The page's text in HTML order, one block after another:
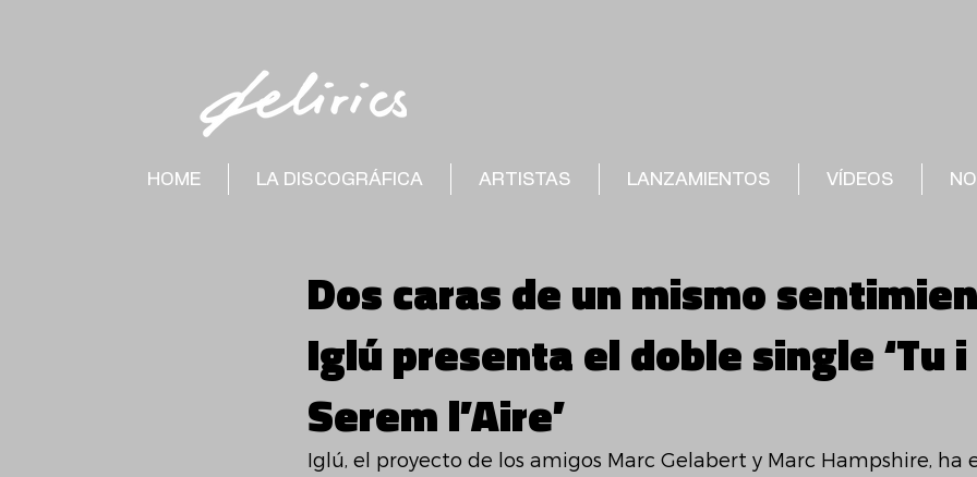
HOME LA DISCOGRÁFICA ARTISTAS LANZAMIENTOS VÍDEOS
Dos caras de un mismo
Iglú presenta el doble single ‘Tu i
Serem l’Aire’
Iglú, el proyecto de los amigos Marc Gelabert y Marc Hampshire,